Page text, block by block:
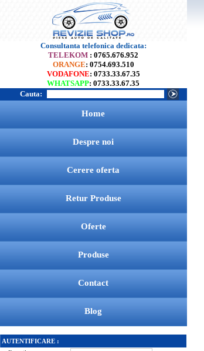
Consultanta telefonica dedicata:
TELEKOM : 0765.676.952
ORANGE: 0754.693.510
VODAFONE: 0733.33.67.35
WHATSAPP: 0733.33.67.35
Cauta:
Home
Despre noi
Cerere oferta
Retur Produse
Oferte
Produse
Contact
Blog
AUTENTIFICARE :